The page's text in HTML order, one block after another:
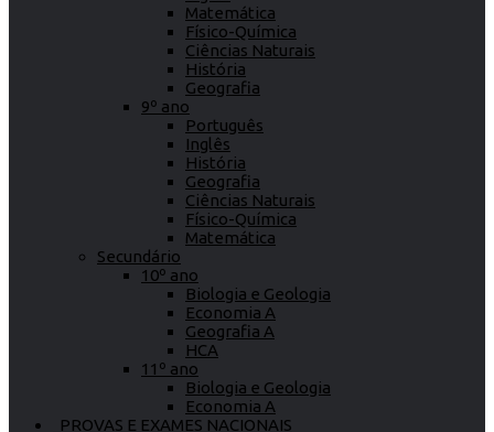
Matemática
Físico-Química
Ciências Naturais
História
Geografia
9º ano
Português
Inglês
História
Geografia
Ciências Naturais
Físico-Química
Matemática
Secundário
10º ano
Biologia e Geologia
Economia A
Geografia A
HCA
11º ano
Biologia e Geologia
Economia A
PROVAS E EXAMES NACIONAIS